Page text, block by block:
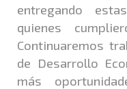
entregando
quienes
Continuaremos
de Desarrollo
más